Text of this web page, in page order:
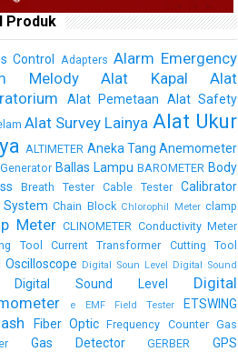
Produk
Control Adapters Alarm Emergency
Melody
Alat Kapal
Alat
Alat Pemetaan Alat Safety
Alat Survey Lainya Alat Ukur
ALTIMETER Aneka Tang Anemometer
Ballas Lampu BAROMETER Body
Breath Tester Cable Tester
Calibrator
System Chain Block Chlorophil Meter clamp
Meter CLINOMETER Conductivity Meter
Tool
Current Transformer Cutting Tool
Oscilloscope Digital Soun Level
Digital Sound
Digital Sound Level
Digital
e EMF Field Tester ETSWING
Fiber Optic Frequency Counter Gas
Gas Detector GERBER GPS